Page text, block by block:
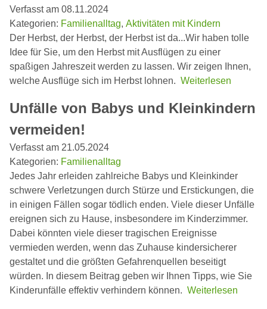
Verfasst am 08.11.2024
Kategorien: Familienalltag, Aktivitäten mit Kindern
Der Herbst, der Herbst, der Herbst ist da...Wir haben tolle
Idee für Sie, um den Herbst mit Ausflügen zu einer
spaßigen Jahreszeit werden zu lassen. Wir zeigen Ihnen,
welche Ausflüge sich im Herbst lohnen. Weiterlesen
Unfälle von Babys und Kleinkindern
vermeiden!
Verfasst am 21.05.2024
Kategorien: Familienalltag
Jedes Jahr erleiden zahlreiche Babys und Kleinkinder
schwere Verletzungen durch Stürze und Erstickungen, die
in einigen Fällen sogar tödlich enden. Viele dieser Unfälle
ereignen sich zu Hause, insbesondere im Kinderzimmer.
Dabei könnten viele dieser tragischen Ereignisse
vermieden werden, wenn das Zuhause kindersicherer
gestaltet und die größten Gefahrenquellen beseitigt
würden. In diesem Beitrag geben wir Ihnen Tipps, wie Sie
Kinderunfälle effektiv verhindern können. Weiterlesen